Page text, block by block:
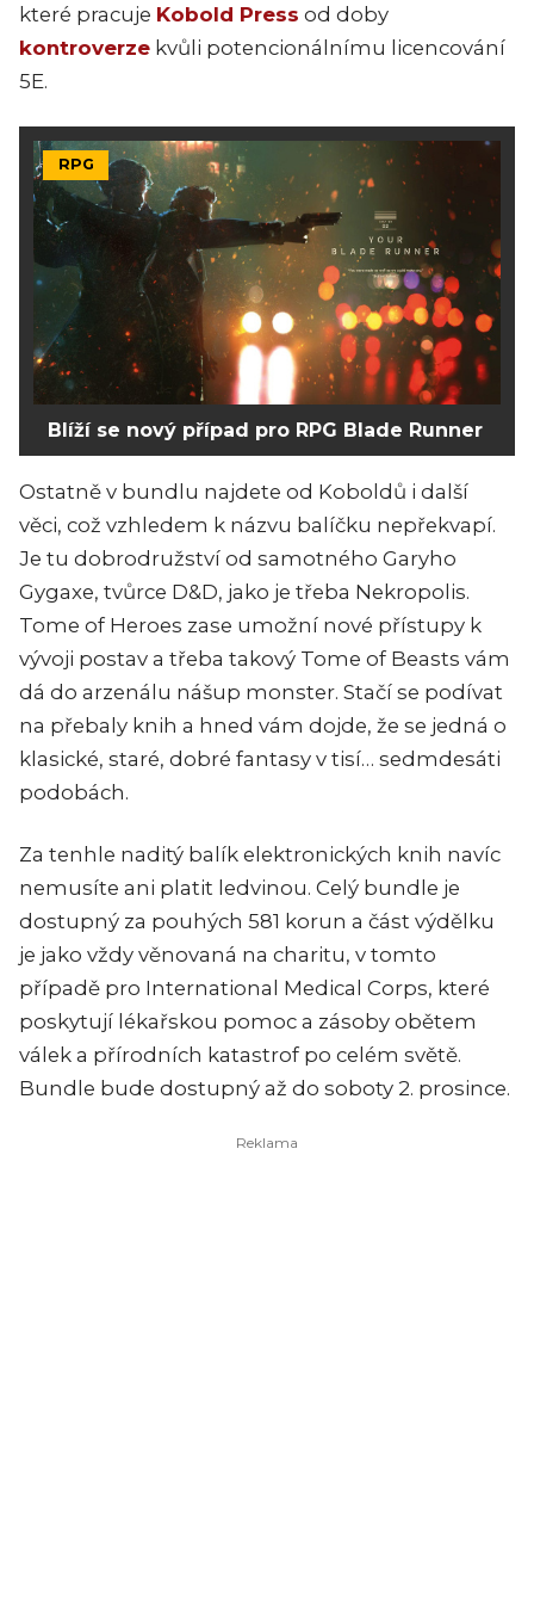
které pracuje Kobold Press od doby
kontroverze kvůli potencionálnímu licencování
5E.
RPG
Blíží se nový případ pro RPG Blade Runner
Ostatně v bundlu najdete od Koboldů i další
věci, což vzhledem k názvu balíčku nepřekvapí.
Je tu dobrodružství od samotného Garyho
Gygaxe, tvůrce D&D, jako je třeba Nekropolis.
Tome of Heroes zase umožní nové přístupy k
vývoji postav a třeba takový Tome of Beasts vám
dá do arzenálu nášup monster. Stačí se podívat
na přebaly knih a hned vám dojde, že se jedná o
klasické, staré, dobré fantasy v tisí… sedmdesáti
podobách.
Za tenhle naditý balík elektronických knih navíc
nemusíte ani platit ledvinou. Celý bundle je
dostupný za pouhých 581 korun a část výdělku
je jako vždy věnovaná na charitu, v tomto
případě pro International Medical Corps, které
poskytují lékařskou pomoc a zásoby obětem
válek a přírodních katastrof po celém světě.
Bundle bude dostupný až do soboty 2. prosince.